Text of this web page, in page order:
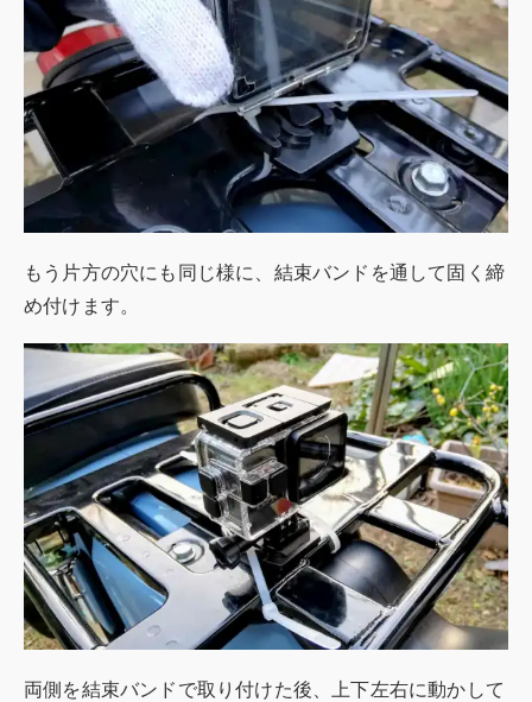
もう片方の穴にも同じ様に、結束バンドを通して固く締
め付けます。
両側を結束バンドで取り付けた後、上下左右に動かして